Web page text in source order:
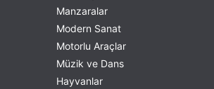
Manzaralar
Modern Sanat
Motorlu Araçlar
Müzik ve Dans
Hayvanlar